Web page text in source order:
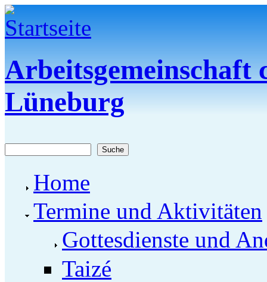
Direkt zum Inhalt
Lüneburg
Home
Termine und Aktivitäten
Gottesdienste und
Taizé